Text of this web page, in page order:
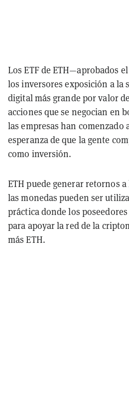
Los ETF de ETH—aprobados
los inversores exposición a la
digital más grande por valor
acciones que se negocian en
las empresas han comenzado
esperanza de que la gente
como inversión.
ETH puede generar retornos
las monedas pueden ser
práctica donde los
para apoyar la red de la
más ETH.